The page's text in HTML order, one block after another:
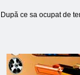
După ce sa ocupat de